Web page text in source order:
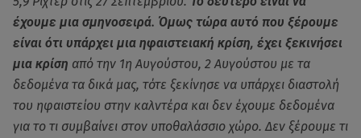
έχουμε μια σμηνοσειρά. Όμως τώρα αυτό που ξέρουμε
είναι ότι υπάρχει μια ηφαιστειακή κρίση, έχει ξεκινήσει
μια κρίση από την 1η Αυγούστου, 2 Αυγούστου με τα
δεδομένα τα δικά μας, τότε ξεκίνησε να υπάρχει διαστολή
του ηφαιστείου στην καλντέρα και δεν έχουμε δεδομένα
για το τι συμβαίνει στον υποθαλάσσιο χώρο. Δεν ξέρουμε τι